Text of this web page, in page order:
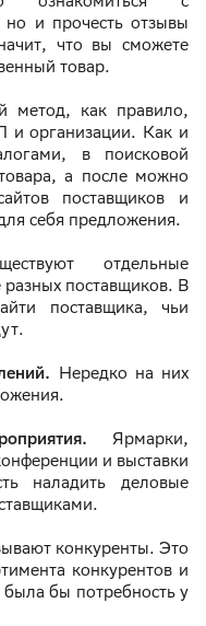
но и прочесть отзывы
что вы сможете
товар.
метод, как правило,
организации. Как и
в поисковой
а после можно
поставщиков и
себя предложения.
отдельные
поставщиков. В
поставщика, чьи
Нередко на них
Ярмарки,
и выставки
наладить деловые
конкуренты. Это
конкурентов и
была бы потребность у